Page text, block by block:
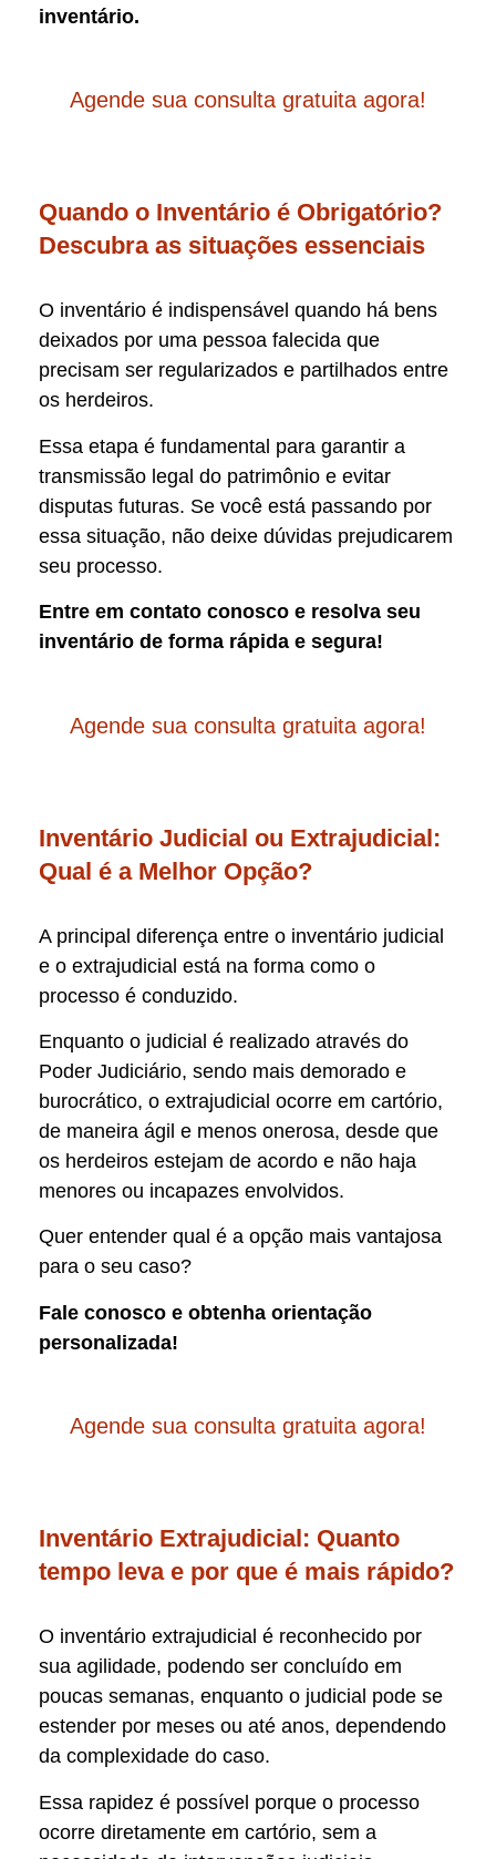
inventário.
Agende sua consulta gratuita agora!
Quando o Inventário é Obrigatório?
Descubra as situações essenciais
O inventário é indispensável quando há bens
deixados por uma pessoa falecida que
precisam ser regularizados e partilhados entre
os herdeiros.
Essa etapa é fundamental para garantir a
transmissão legal do patrimônio e evitar
disputas futuras. Se você está passando por
essa situação, não deixe dúvidas prejudicarem
seu processo.
Entre em contato conosco e resolva seu
inventário de forma rápida e segura!
Agende sua consulta gratuita agora!
Inventário Judicial ou Extrajudicial:
Qual é a Melhor Opção?
A principal diferença entre o inventário judicial
e o extrajudicial está na forma como o
processo é conduzido.
Enquanto o judicial é realizado através do
Poder Judiciário, sendo mais demorado e
burocrático, o extrajudicial ocorre em cartório,
de maneira ágil e menos onerosa, desde que
os herdeiros estejam de acordo e não haja
menores ou incapazes envolvidos.
Quer entender qual é a opção mais vantajosa
para o seu caso?
Fale conosco e obtenha orientação
personalizada!
Agende sua consulta gratuita agora!
Inventário Extrajudicial: Quanto
tempo leva e por que é mais rápido?
O inventário extrajudicial é reconhecido por
sua agilidade, podendo ser concluído em
poucas semanas, enquanto o judicial pode se
estender por meses ou até anos, dependendo
da complexidade do caso.
Essa rapidez é possível porque o processo
ocorre diretamente em cartório, sem a